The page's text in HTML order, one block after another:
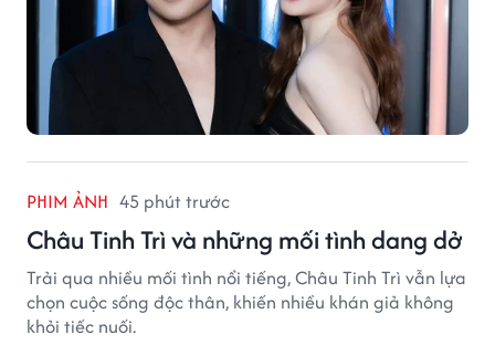
PHIM ẢNH 45 phút trước
Châu Tinh Trì và những mối tình dang dở
Trải qua nhiều mối tình nổi tiếng, Châu Tinh Trì vẫn lựa
chọn cuộc sống độc thân, khiến nhiều khán giả không
khỏi tiếc nuối.